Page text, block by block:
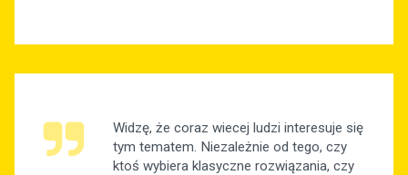
Widzę, że coraz wiecej ludzi interesuje się
tym tematem. Niezależnie od tego, czy
ktoś wybiera klasyczne rozwiązania, czy